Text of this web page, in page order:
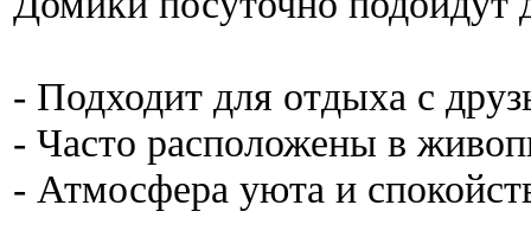
- Подходит для отдыха с
- Часто расположены в
- Атмосфера уюта и